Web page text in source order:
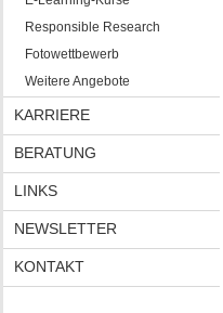
Responsible Research
Fotowettbewerb
Weitere Angebote
KARRIERE
BERATUNG
LINKS
NEWSLETTER
KONTAKT